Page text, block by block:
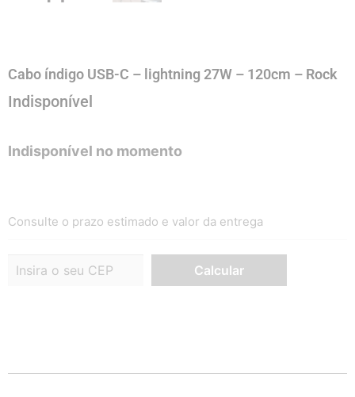
Cabo índigo USB-C – lightning 27W – 120cm – Rock
Consulte o prazo estimado e valor da entrega